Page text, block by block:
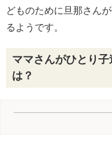
どものために旦那さん
るようです。
ママさんがひとり
は？